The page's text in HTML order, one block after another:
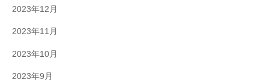
2023年12月
2023年11月
2023年10月
2023年9月